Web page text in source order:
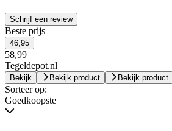
Schrijf een review
Beste prijs
46,95
58,99
Tegeldepot.nl
Bekijk Bekijk product Bekijk product
Sorteer op:
Goedkoopste